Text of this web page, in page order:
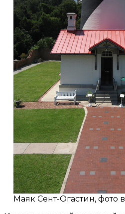
Маяк Сент-Огастин, фото